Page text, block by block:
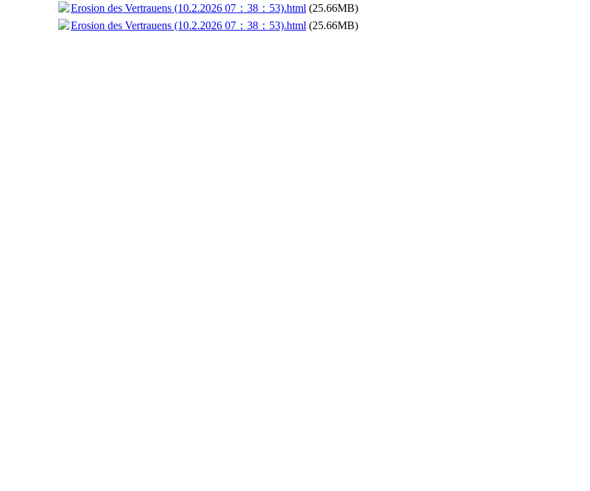
Erosion des Vertrauens (10.2.2026 07：38：53).html (25.66MB)
Erosion des Vertrauens (10.2.2026 07：38：53).html (25.66MB)